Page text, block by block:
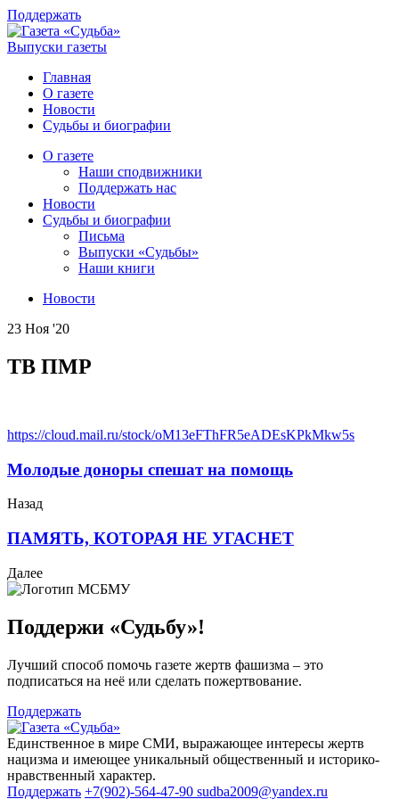
Поддержать
Выпуски газеты
Главная
О газете
Новости
Судьбы и биографии
О газете
Наши сподвижники
Поддержать нас
Новости
Судьбы и биографии
Письма
Выпуски «Судьбы»
Наши книги
Новости
23 Ноя '20
ТВ ПМР
https://cloud.mail.ru/stock/oM13eFThFR5eADEsKPkMkw5s
Молодые доноры спешат на помощь
Назад
ПАМЯТЬ, КОТОРАЯ НЕ УГАСНЕТ
Далее
Поддержи «Судьбу»!
Лучший способ помочь газете жертв фашизма – это
подписаться на неё или сделать пожертвование.
Поддержать
Единственное в мире СМИ, выражающее интересы жертв
нацизма и имеющее уникальный общественный и историко-
нравственный характер.
Поддержать +7(902)-564-47-90 sudba2009@yandex.ru